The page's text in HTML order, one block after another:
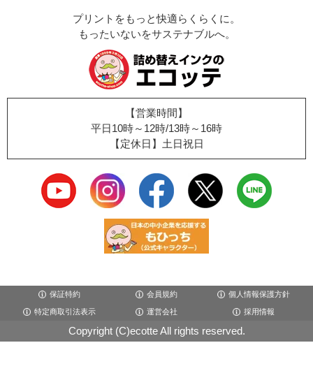
プリントをもっと快適らくらくに。
もったいないをサステナブルへ。
【営業時間】
平日10時～12時/13時～16時
【定休日】土日祝日
保証特約 会員規約 個人情報保護方針
特定商取引法表示 運営会社 採用情報
Copyright (C)ecotte All rights reserved.